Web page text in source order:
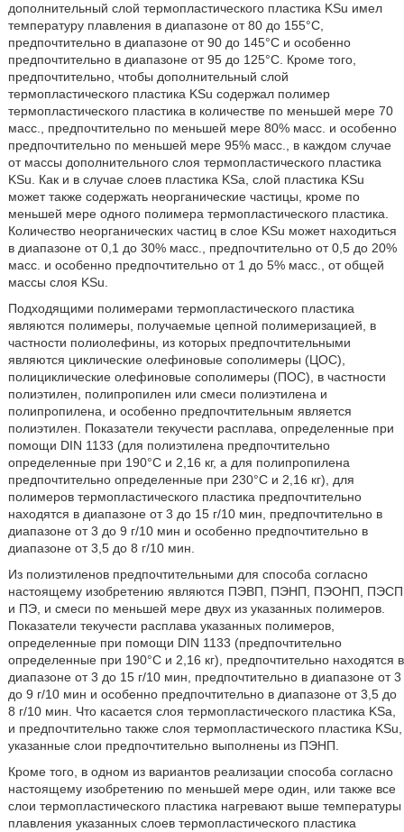
дополнительный слой термопластического пластика KSu имел
температуру плавления в диапазоне от 80 до 155°С,
предпочтительно в диапазоне от 90 до 145°С и особенно
предпочтительно в диапазоне от 95 до 125°С. Кроме того,
предпочтительно, чтобы дополнительный слой
термопластического пластика KSu содержал полимер
термопластического пластика в количестве по меньшей мере 70
масс., предпочтительно по меньшей мере 80% масс. и особенно
предпочтительно по меньшей мере 95% масс., в каждом случае
от массы дополнительного слоя термопластического пластика
KSu. Как и в случае слоев пластика KSa, слой пластика KSu
может также содержать неорганические частицы, кроме по
меньшей мере одного полимера термопластического пластика.
Количество неорганических частиц в слое KSu может находиться
в диапазоне от 0,1 до 30% масс., предпочтительно от 0,5 до 20%
масс. и особенно предпочтительно от 1 до 5% масс., от общей
массы слоя KSu.
Подходящими полимерами термопластического пластика
являются полимеры, получаемые цепной полимеризацией, в
частности полиолефины, из которых предпочтительными
являются циклические олефиновые сополимеры (ЦОС),
полициклические олефиновые сополимеры (ПОС), в частности
полиэтилен, полипропилен или смеси полиэтилена и
полипропилена, и особенно предпочтительным является
полиэтилен. Показатели текучести расплава, определенные при
помощи DIN 1133 (для полиэтилена предпочтительно
определенные при 190°С и 2,16 кг, а для полипропилена
предпочтительно определенные при 230°С и 2,16 кг), для
полимеров термопластического пластика предпочтительно
находятся в диапазоне от 3 до 15 г/10 мин, предпочтительно в
диапазоне от 3 до 9 г/10 мин и особенно предпочтительно в
диапазоне от 3,5 до 8 г/10 мин.
Из полиэтиленов предпочтительными для способа согласно
настоящему изобретению являются ПЭВП, ПЭНП, ПЭОНП, ПЭСП
и ПЭ, и смеси по меньшей мере двух из указанных полимеров.
Показатели текучести расплава указанных полимеров,
определенные при помощи DIN 1133 (предпочтительно
определенные при 190°С и 2,16 кг), предпочтительно находятся в
диапазоне от 3 до 15 г/10 мин, предпочтительно в диапазоне от 3
до 9 г/10 мин и особенно предпочтительно в диапазоне от 3,5 до
8 г/10 мин. Что касается слоя термопластического пластика KSa,
и предпочтительно также слоя термопластического пластика KSu,
указанные слои предпочтительно выполнены из ПЭНП.
Кроме того, в одном из вариантов реализации способа согласно
настоящему изобретению по меньшей мере один, или также все
слои термопластического пластика нагревают выше температуры
плавления указанных слоев термопластического пластика